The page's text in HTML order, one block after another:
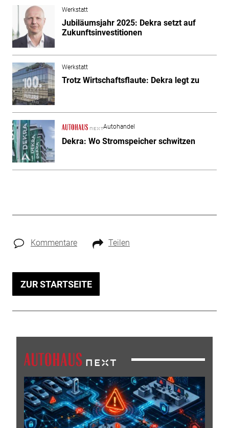
Werkstatt
Jubiläumsjahr 2025: Dekra setzt auf
Zukunftsinvestitionen
Werkstatt
Trotz Wirtschaftsflaute: Dekra legt zu
Autohandel
Dekra: Wo Stromspeicher schwitzen
Kommentare Teilen
ZUR STARTSEITE